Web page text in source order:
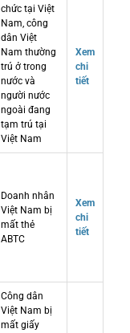
chức tại Việt
Nam, công
dân Việt
Nam thường
trú ở trong
nước và
người nước
ngoài đang
tạm trú tại
Việt Nam
Xem
chi
tiết
Doanh nhân
Việt Nam bị
mất thẻ
ABTC
Xem
chi
tiết
Công dân
Việt Nam bị
mất giấy